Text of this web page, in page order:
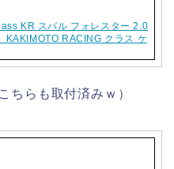
KR スバル フォレスター 2.0
RACING クラス ケ
ちらも取付済みｗ）